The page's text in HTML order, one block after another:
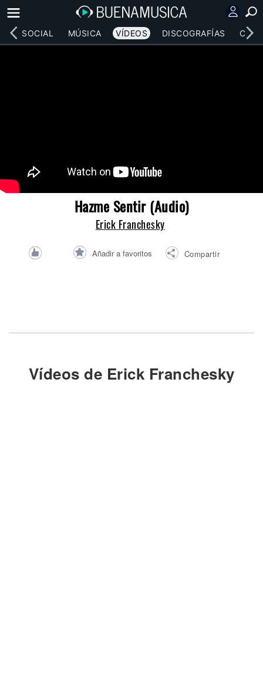
RED SOCIAL MÚSICA VÍDEOS DISCOGRAFÍAS
Hazme Sentir (Audio)
Erick Franchesky
Añadir a favoritos Compartir
Vídeos de Erick Franchesky